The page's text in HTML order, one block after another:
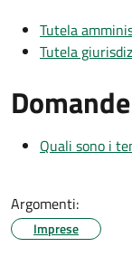
Tutela
Tutela
Quali sono i
Argomenti:
Imprese